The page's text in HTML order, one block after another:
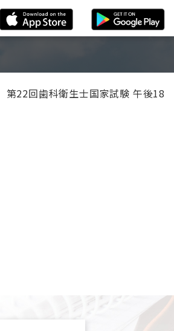
第22回歯科衛生士国家試験 午後18